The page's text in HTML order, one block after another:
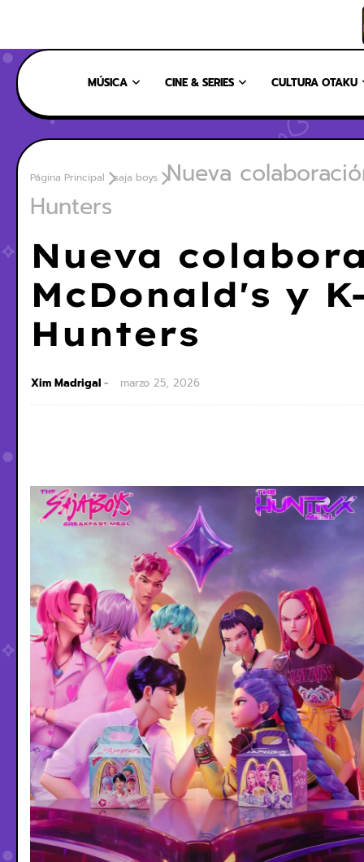
MÚSICA CINE & SERIES CULTURA OTAKU
Página Principal saja boys
Nueva
Hunters
Nueva
McDonald's y
Hunters
Xim Madrigal marzo 25, 2026